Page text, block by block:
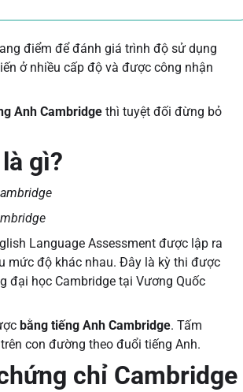
điểm để đánh giá trình độ sử dụng
ở nhiều cấp độ và được công nhận
Anh Cambridge thì tuyệt đối đừng bỏ
gì?
Language Assessment được lập ra
mức độ khác nhau. Đây là kỳ thi được
đại học Cambridge tại Vương Quốc
bằng tiếng Anh Cambridge. Tấm
con đường theo đuổi tiếng Anh.
chỉ Cambridge